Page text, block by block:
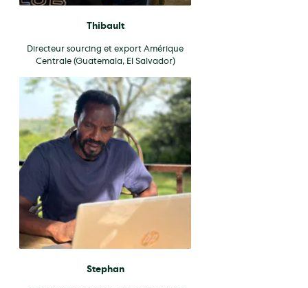
Thibault
Directeur sourcing et export Amérique
Centrale (Guatemala, El Salvador)
Stephan